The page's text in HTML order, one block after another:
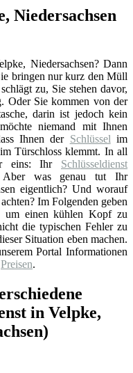
Niedersachsen
Niedersachsen? Dann
bringen nur kurz den Müll
zu, Sie stehen davor,
Oder Sie kommen von der
darin ist jedoch kein
niemand mit Ihnen
Ihnen der Schlüssel im
Türschloss klemmt. In all
eins: Ihr Schlüsseldienst
was genau tut Ihr
eigentlich? Und worauf
Im Folgenden geben
um einen kühlen Kopf zu
die typischen Fehler zu
Situation eben machen.
Portal Informationen
Preisen.
in Velpke,